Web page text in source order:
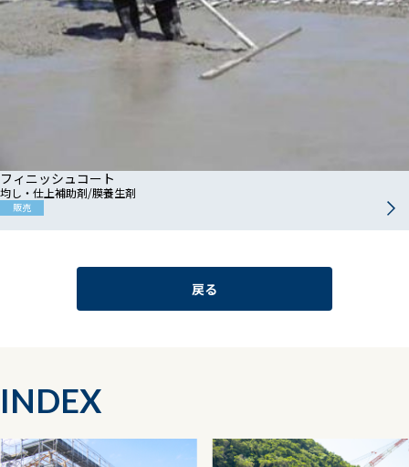
フィニッシュコート
均し・仕上補助剤/膜養生剤
販売
戻る
INDEX